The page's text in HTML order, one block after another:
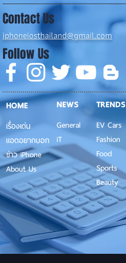
Contact Us
iphoneiosthailand@gmail.com
Follow Us
HOME
เรื่องเด่น
แอดอยากบอก
ข่าว iPhone
About Us
NEWS
General
iT
TRENDS
EV Cars
Fashion
Food
Sports
Beauty